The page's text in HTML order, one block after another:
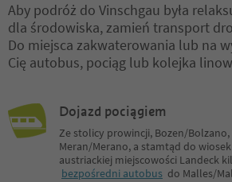
Aby podróż do Vinschgau była
dla środowiska, zamień transport
Do miejsca zakwaterowania lub na
Cię autobus, pociąg lub kolejka
Dojazd pociągiem
Ze stolicy prowincji, Bozen/
Meran/Merano, a stamtąd do
austriackiej miejscowości Landeck
bezpośredni autobus do Malles/